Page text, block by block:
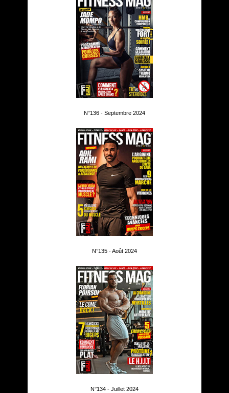
N°136 - Septembre 2024
N°135 - Août 2024
N°134 - Juillet 2024